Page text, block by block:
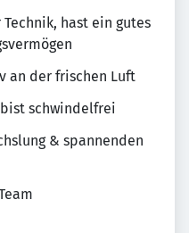
hast ein gutes
an der frischen Luft
schwindelfrei
& spannenden